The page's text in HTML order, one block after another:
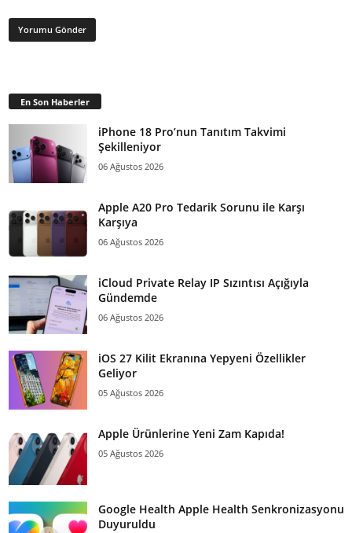
En Son Haberler
iPhone 18 Pro’nun Tanıtım Takvimi
Şekilleniyor
06 Ağustos 2026
Apple A20 Pro Tedarik Sorunu ile Karşı
Karşıya
06 Ağustos 2026
iCloud Private Relay IP Sızıntısı Açığıyla
Gündemde
06 Ağustos 2026
iOS 27 Kilit Ekranına Yepyeni Özellikler
Geliyor
05 Ağustos 2026
Apple Ürünlerine Yeni Zam Kapıda!
05 Ağustos 2026
Google Health Apple Health Senkronizasyonu
Duyuruldu